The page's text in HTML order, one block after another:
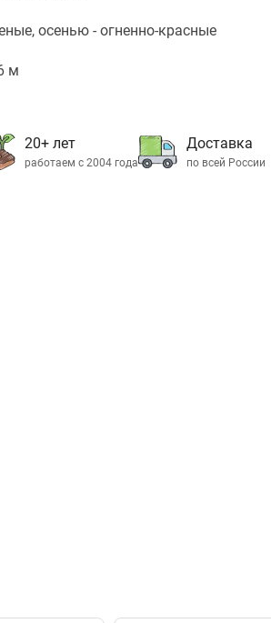
осенью - огненно-красные
м
20+ лет
работаем с 2004 года
Доставка
по всей России